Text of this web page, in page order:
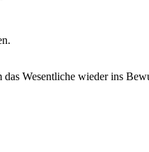
Wesentliche wieder ins